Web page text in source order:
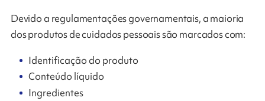
Devido a regulamentações governamentais, a maioria
dos produtos de cuidados pessoais são marcados com:
Identificação do produto
Conteúdo líquido
Ingredientes